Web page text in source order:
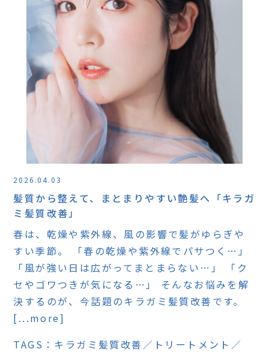
2026.04.03
髪質から整えて、まとまりやすい艶髪へ「キラガ
ミ髪質改善」
春は、乾燥や紫外線、風の影響で髪がゆらぎや
すい季節。 「春の乾燥や紫外線でパサつく…」
「風が強い日は広がってまとまらない…」 「ク
セやゴワつきが気になる…」 そんなお悩みを解
決するのが、今話題のキラガミ髪質改善です。
[...more]
TAGS： キラガミ髪質改善 トリートメント